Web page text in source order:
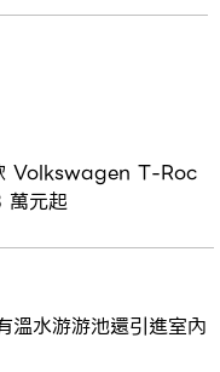
Volkswagen T-Roc
萬元起
溫水游游池還引進室內